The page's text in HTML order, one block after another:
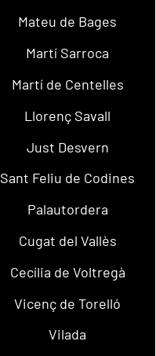
Mateu de Bages
Martí Sarroca
Martí de Centelles
Llorenç Savall
Just Desvern
Sant Feliu de Codines
Palautordera
Cugat del Vallès
Cecília de Voltregà
Vicenç de Torelló
Vilada